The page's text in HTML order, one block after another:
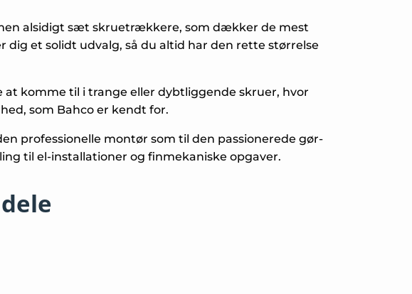
alsidigt sæt skruetrækkere, som dækker de mest
et solidt udvalg, så du altid har den rette størrelse
at komme til i trange eller dybtliggende skruer, hvor
som Bahco er kendt for.
professionelle montør som til den passionerede gør-
til el-installationer og finmekaniske opgaver.